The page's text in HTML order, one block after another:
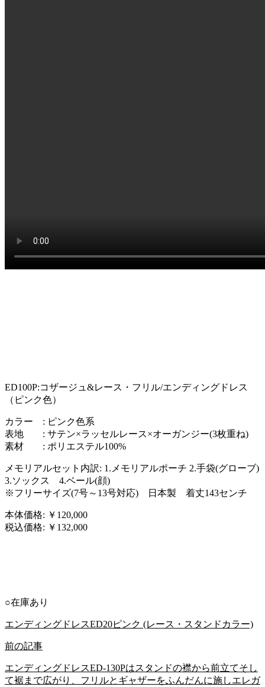
ED100P:コザージュ&レース・フリル/エンディングドレス
（ピンク色）
カラー : ピンク色系
表地 : サテン×ラッセルレース×オーガンジー(3枚重ね)
素材 : ポリエステル100%
メモリアルセット内訳: 1.メモリアルポーチ 2.手袋(グローブ)
3.ソックス 4.ベール(顔)
※フリーサイズ(7号～13号対応) 日本製 着丈143センチ
本体価格: ￥120,000
税込価格: ￥132,000
○在庫あり
エンディングドレスED20ピンク (レース・スタンドカラー)
前の記事
エンディングドレスED-130Pはスタンドの襟から前立てそし
て裾まで広がり、フリルとギャザーをふんだんに施しエレガ